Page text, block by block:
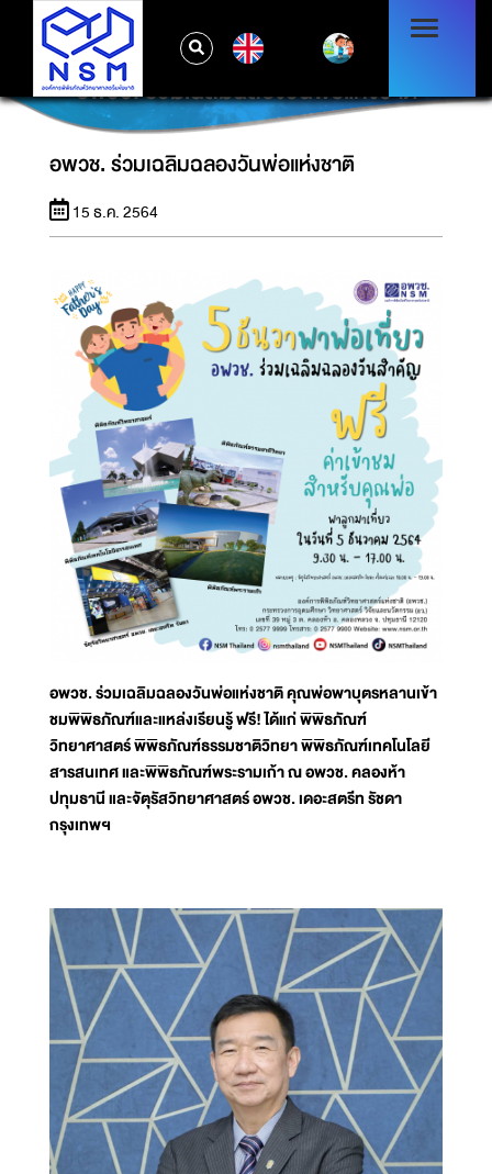
อพวช. ร่วมเฉลิมฉลองวันพ่อแห่งชาติ
อพวช. ร่วมเฉลิมฉลองวันพ่อแห่งชาติ
15 ธ.ค. 2564
อพวช. ร่วมเฉลิมฉลองวันพ่อแห่งชาติ คุณพ่อพาบุตรหลานเข้า
ชมพิพิธภัณฑ์และแหล่งเรียนรู้ ฟรี! ได้แก่ พิพิธภัณฑ์
วิทยาศาสตร์ พิพิธภัณฑ์ธรรมชาติวิทยา พิพิธภัณฑ์เทคโนโลยี
สารสนเทศ และพิพิธภัณฑ์พระรามเก้า ณ อพวช. คลองห้า
ปทุมธานี และจัตุรัสวิทยาศาสตร์ อพวช. เดอะสตรีท รัชดา
กรุงเทพฯ